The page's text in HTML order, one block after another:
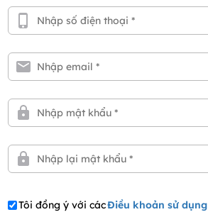
Tôi đồng ý với cácĐiều khoản sử dụng